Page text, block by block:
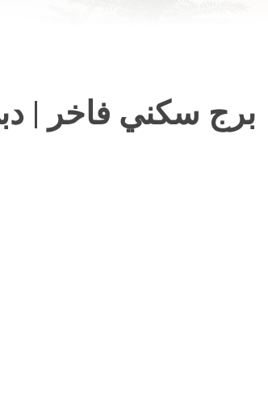
برج سكني فاخر |